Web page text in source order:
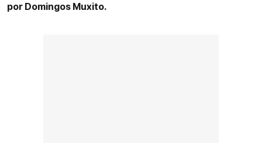
por Domingos Muxito.